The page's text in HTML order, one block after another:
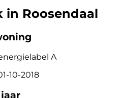
in Roosendaal
A
10-2018